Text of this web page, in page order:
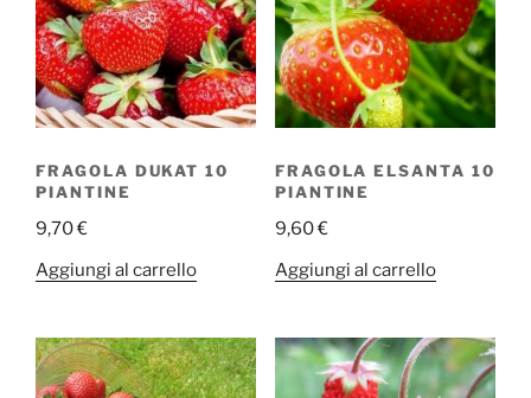
FRAGOLA DUKAT 10
PIANTINE
9,70€
Aggiungi al carrello
FRAGOLA ELSANTA 10
PIANTINE
9,60€
Aggiungi al carrello